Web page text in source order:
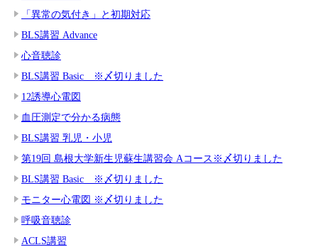
「異常の気付き」と初期対応
BLS講習 Advance
心音聴診
BLS講習 Basic ※〆切りました
12誘導心電図
血圧測定で分かる病態
BLS講習 乳児・小児
第19回 島根大学新生児蘇生講習会 Aコース※〆切りました
BLS講習 Basic ※〆切りました
モニター心電図 ※〆切りました
呼吸音聴診
ACLS講習